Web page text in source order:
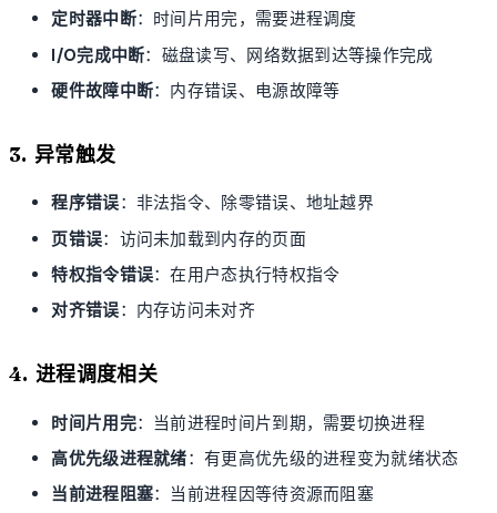
定时器中断：时间片用完，需要进程调度
I/O完成中断：磁盘读写、网络数据到达等操作完成
硬件故障中断：内存错误、电源故障等
3. 异常触发
程序错误：非法指令、除零错误、地址越界
页错误：访问未加载到内存的页面
特权指令错误：在用户态执行特权指令
对齐错误：内存访问未对齐
4. 进程调度相关
时间片用完：当前进程时间片到期，需要切换进程
高优先级进程就绪：有更高优先级的进程变为就绪状态
当前进程阻塞：当前进程因等待资源而阻塞